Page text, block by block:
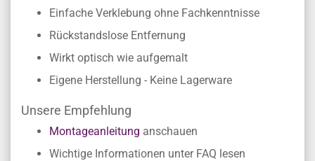
Einfache Verklebung ohne Fachkenntnisse
Rückstandslose Entfernung
Wirkt optisch wie aufgemalt
Eigene Herstellung - Keine Lagerware
Unsere Empfehlung
Montageanleitung anschauen
Wichtige Informationen unter FAQ lesen